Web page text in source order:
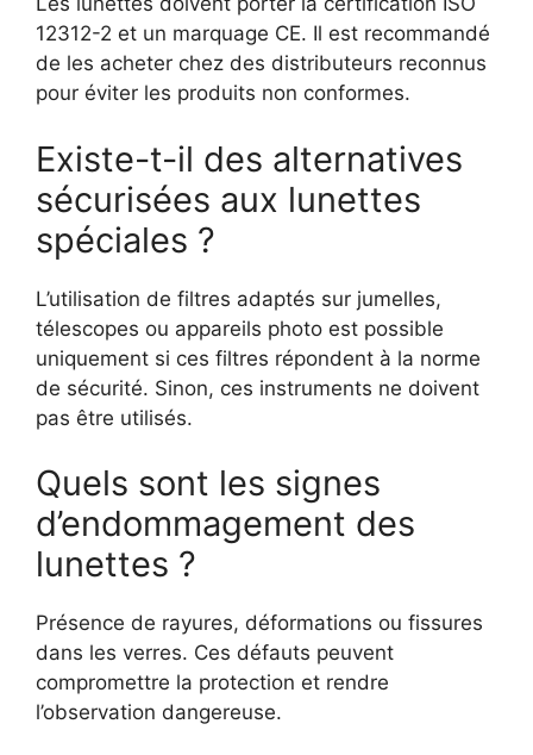
12312-2 et un marquage CE. Il est recommandé
de les acheter chez des distributeurs reconnus
pour éviter les produits non conformes.
Existe-t-il des alternatives
sécurisées aux lunettes
spéciales ?
L’utilisation de filtres adaptés sur jumelles,
télescopes ou appareils photo est possible
uniquement si ces filtres répondent à la norme
de sécurité. Sinon, ces instruments ne doivent
pas être utilisés.
Quels sont les signes
d’endommagement des
lunettes ?
Présence de rayures, déformations ou fissures
dans les verres. Ces défauts peuvent
compromettre la protection et rendre
l’observation dangereuse.